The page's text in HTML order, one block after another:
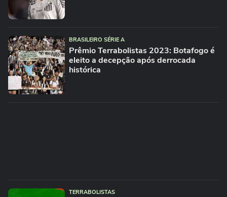
BRASILEIRO SÉRIE A
Prêmio Terrabolistas 2023: Botafogo é
eleito a decepção após derrocada
histórica
TERRABOLISTAS